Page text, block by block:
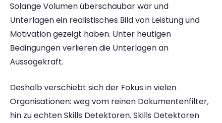
Solange Volumen überschaubar war und
Unterlagen ein realistisches Bild von Leistung und
Motivation gezeigt haben. Unter heutigen
Bedingungen verlieren die Unterlagen an
Aussagekraft.
Deshalb verschiebt sich der Fokus in vielen
Organisationen: weg vom reinen Dokumentenfilter,
hin zu echten Skills Detektoren. Skills Detektoren